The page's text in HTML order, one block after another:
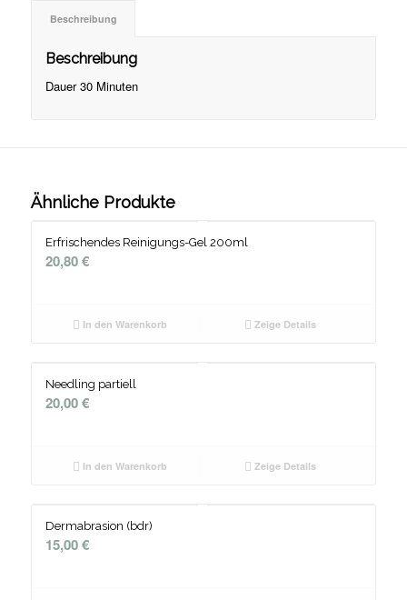
Beschreibung
Beschreibung
Dauer 30 Minuten
Ähnliche Produkte
Erfrischendes Reinigungs-Gel 200ml
20,80€
In den Warenkorb Zeige Details
Needling partiell
20,00€
In den Warenkorb Zeige Details
Dermabrasion (bdr)
15,00€